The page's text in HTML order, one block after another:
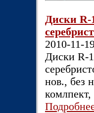
Диски R-
2010-11-
Диски R-
нов., без